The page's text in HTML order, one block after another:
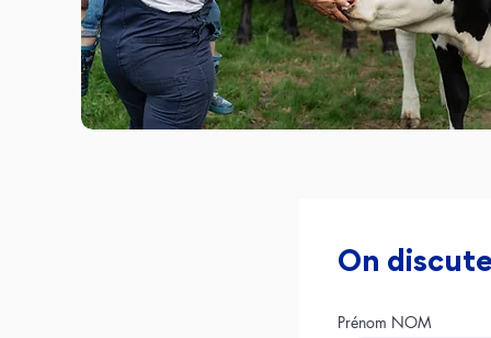
On
Prénom NOM